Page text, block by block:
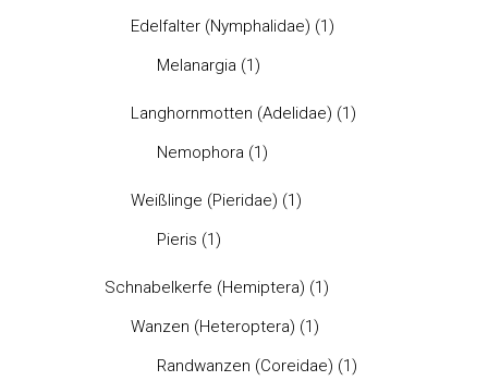
Edelfalter (Nymphalidae) (1)
Melanargia (1)
Langhornmotten (Adelidae) (1)
Nemophora (1)
Weißlinge (Pieridae) (1)
Pieris (1)
Schnabelkerfe (Hemiptera) (1)
Wanzen (Heteroptera) (1)
Randwanzen (Coreidae) (1)